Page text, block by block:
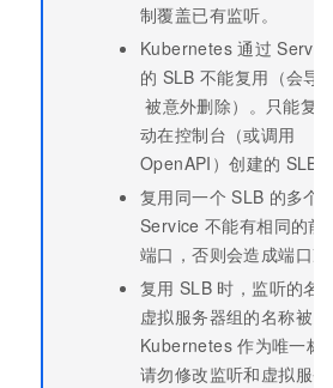
制覆盖已有监听。
Kubernetes 通过
的 SLB 不能复用（会导
被意外删除）。只能复
动在控制台（或调用
OpenAPI）创建的 SLB
复用同一个 SLB 的多个
Service 不能有相同的前
端口，否则会造成端口
复用 SLB 时，监听的名
虚拟服务器组的名称被
Kubernetes 作为唯一标
请勿修改监听和虚拟服